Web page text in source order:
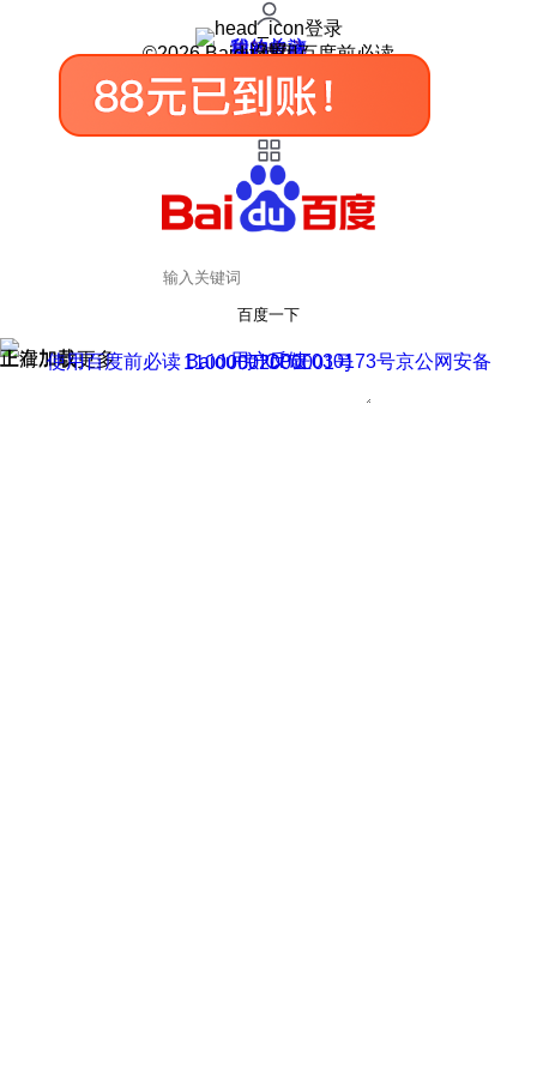
登录
我的关注
我的收藏
皮肤中心
用户反馈
设置
©2026 Baidu 使用百度前必读
百度一下
正在加载
上滑加载更多 用户反馈
使用百度前必读 Baidu 京ICP证030173号
京公网安备11000002000001号